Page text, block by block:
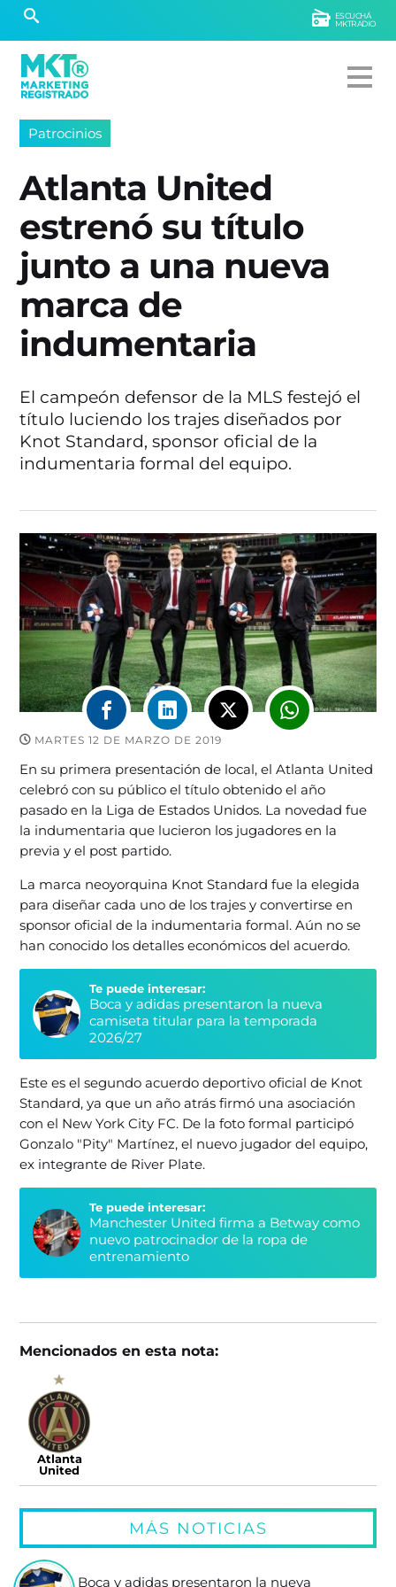
ESCUCHÁ
MKTRADIO
Patrocinios
Atlanta United
estrenó su título
junto a una nueva
marca de
indumentaria
El campeón defensor de la MLS festejó el
título luciendo los trajes diseñados por
Knot Standard, sponsor oficial de la
indumentaria formal del equipo.
MARTES 12 DE MARZO DE 2019
En su primera presentación de local, el Atlanta United
celebró con su público el título obtenido el año
pasado en la Liga de Estados Unidos. La novedad fue
la indumentaria que lucieron los jugadores en la
previa y el post partido.
La marca neoyorquina Knot Standard fue la elegida
para diseñar cada uno de los trajes y convertirse en
sponsor oficial de la indumentaria formal. Aún no se
han conocido los detalles económicos del acuerdo.
Te puede interesar:
Boca y adidas presentaron la nueva
camiseta titular para la temporada
2026/27
Este es el segundo acuerdo deportivo oficial de Knot
Standard, ya que un año atrás firmó una asociación
con el New York City FC. De la foto formal participó
Gonzalo "Pity" Martínez, el nuevo jugador del equipo,
ex integrante de River Plate.
Te puede interesar:
Manchester United firma a Betway como
nuevo patrocinador de la ropa de
entrenamiento
Mencionados en esta nota:
Atlanta
United
MÁS NOTICIAS
Boca y adidas presentaron la nueva